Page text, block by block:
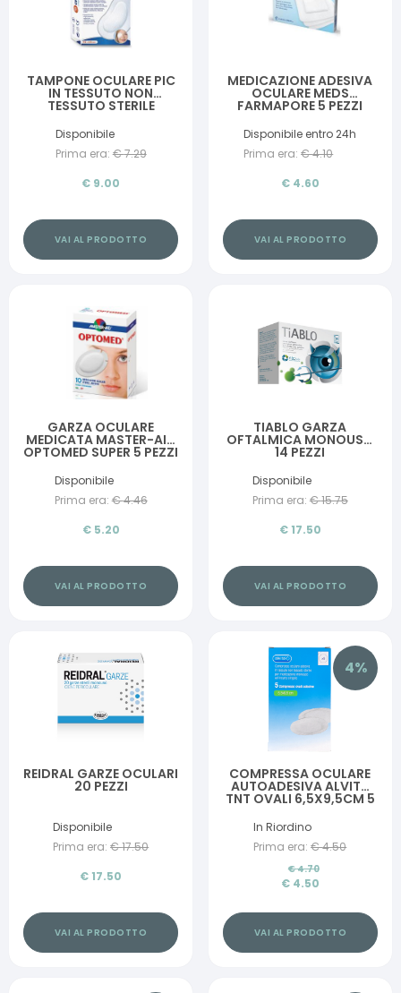
TAMPONE OCULARE PIC
IN TESSUTO NON
TESSUTO STERILE
Disponibile
Prima era: €7.29
€ 9.00
VAI AL PRODOTTO
MEDICAZIONE ADESIVA
OCULARE MEDS
FARMAPORE 5 PEZZI
Disponibile entro 24h
Prima era: €4.10
€ 4.60
VAI AL PRODOTTO
GARZA OCULARE
MEDICATA MASTER-AID
OPTOMED SUPER 5 PEZZI
Disponibile
Prima era: €4.46
€ 5.20
VAI AL PRODOTTO
TIABLO GARZA
OFTALMICA MONOUSO
14 PEZZI
Disponibile
Prima era: €15.75
€ 17.50
VAI AL PRODOTTO
REIDRAL GARZE OCULARI
20 PEZZI
Disponibile
Prima era: €17.50
€ 17.50
VAI AL PRODOTTO
4%
COMPRESSA OCULARE
AUTOADESIVA ALVITA
TNT OVALI 6,5X9,5CM 5
In Riordino
Prima era: €4.50
€4.70
€ 4.50
VAI AL PRODOTTO